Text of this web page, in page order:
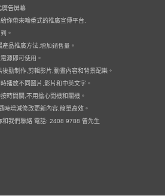
廣告屏幕
你帶來輪番式的推廣宣傳平台
。
產品推廣方法,增加銷售量。
源即可使用。
後勤制作, 剪輯影片 動晝內容和背景配樂。
播放不同圖片 影片和中英文字。
時開關 不用擔心開機和關機。
時增減修改更新內容, 簡單高效。
和我們聯絡 電話: 2408 9788 曾先生